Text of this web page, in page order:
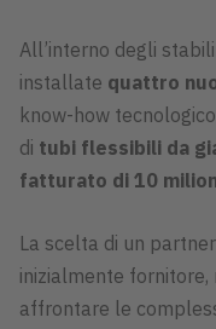
All’interno degli
installate quattro
know-how
di tubi flessibili da
fatturato di 10
La scelta di un
inizialmente
affrontare le